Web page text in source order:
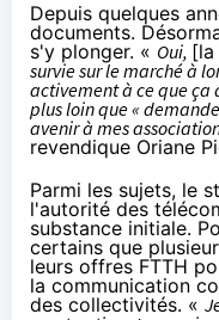
Depuis quelques
documents.
s'y plonger. « Oui, [
survie sur le marché à
activement à ce que ça
plus loin que «
avenir à mes
revendique Oriane
Parmi les sujets, le
l'autorité des
substance initiale.
certains que
leurs offres FTTH
la communication
des collectivités. «